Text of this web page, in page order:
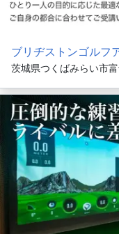
ブリヂストンゴルフ
茨城県つくばみらい市